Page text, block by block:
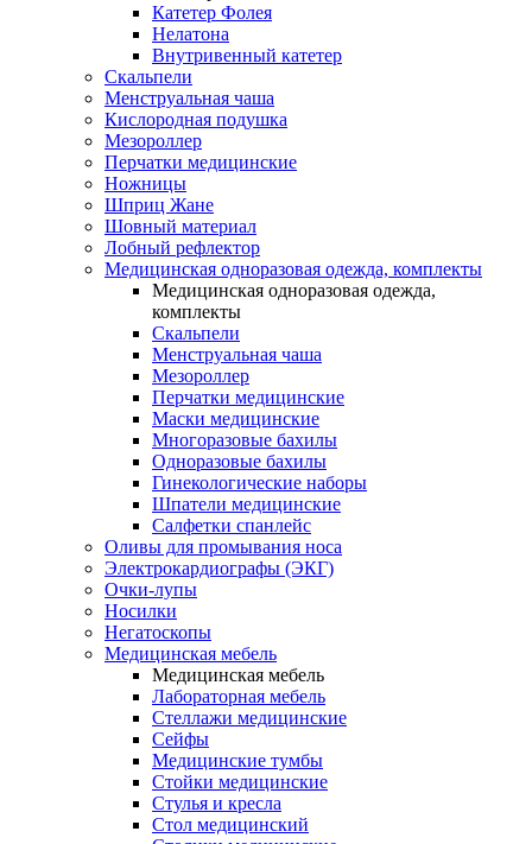
Катетер Фолея
Нелатона
Внутривенный катетер
Скальпели
Менструальная чаша
Кислородная подушка
Мезороллер
Перчатки медицинские
Ножницы
Шприц Жане
Шовный материал
Лобный рефлектор
Медицинская одноразовая одежда, комплекты
Медицинская одноразовая одежда,
комплекты
Скальпели
Менструальная чаша
Мезороллер
Перчатки медицинские
Маски медицинские
Многоразовые бахилы
Одноразовые бахилы
Гинекологические наборы
Шпатели медицинские
Салфетки спанлейс
Оливы для промывания носа
Электрокардиографы (ЭКГ)
Очки-лупы
Носилки
Негатоскопы
Медицинская мебель
Медицинская мебель
Лабораторная мебель
Стеллажи медицинские
Сейфы
Медицинские тумбы
Стойки медицинские
Cтулья и кресла
Стол медицинский